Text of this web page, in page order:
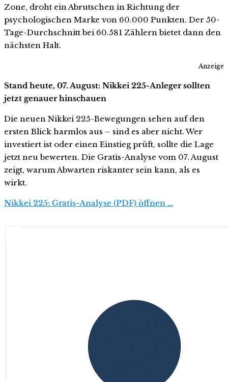
Zone, droht ein Abrutschen in Richtung der
psychologischen Marke von 60.000 Punkten. Der 50-
Tage-Durchschnitt bei 60.581 Zählern bietet dann den
nächsten Halt.
Anzeige
Stand heute, 07. August: Nikkei 225-Anleger sollten
jetzt genauer hinschauen
Die neuen Nikkei 225-Bewegungen sehen auf den
ersten Blick harmlos aus – sind es aber nicht. Wer
investiert ist oder einen Einstieg prüft, sollte die Lage
jetzt neu bewerten. Die Gratis-Analyse vom 07. August
zeigt, warum Abwarten riskanter sein kann, als es
wirkt.
Nikkei 225: Gratis-Analyse (PDF) öffnen …